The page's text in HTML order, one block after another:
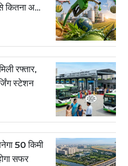
कितना अलग
रफ्तार,
स्टेशन
50 किमी
सफर